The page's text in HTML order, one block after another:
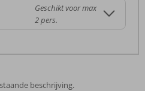
Geschikt voor max
2 pers.
beschrijving.